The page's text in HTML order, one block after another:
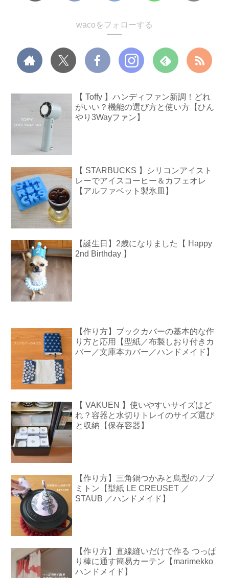
wacoをフォローする
【 Toffy 】ハンディファン新調！どれ
がいい？機能の選び方と使い方【ひん
やり3Wayファン】
【 STARBUCKS 】シリコンアイスト
レーでアイスコーヒー＆カフェオレ
【アルファベット製氷皿】
【誕生日】2歳になりました【 Happy
2nd Birthday 】
【作り方】ブックカバーの基本的な作
り方と応用【型紙／布製しおり付きカ
バー／文庫本カバー／ハンドメイド】
【 VAKUEN 】使いやすいサイズはど
れ？容器と水切りトレイのサイズ選び
と収納【保存容器】
【作り方】三角鍋つかみと鳥型のノブ
ミトン【型紙 LE CREUSET ／
STAUB ／ハンドメイド】
【作り方】直線縫いだけで作る つっぱ
り棒に通す簡易カーテン【marimekko
ハンドメイド】